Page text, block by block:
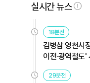
실시간 뉴스
18분전
김병삼 영천시
이전·광역철도'
29분전